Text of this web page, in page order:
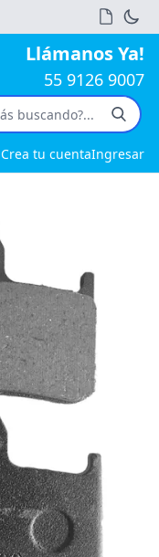
Llámanos Ya!
55 9126 9007
Crea tu cuentaIngresar